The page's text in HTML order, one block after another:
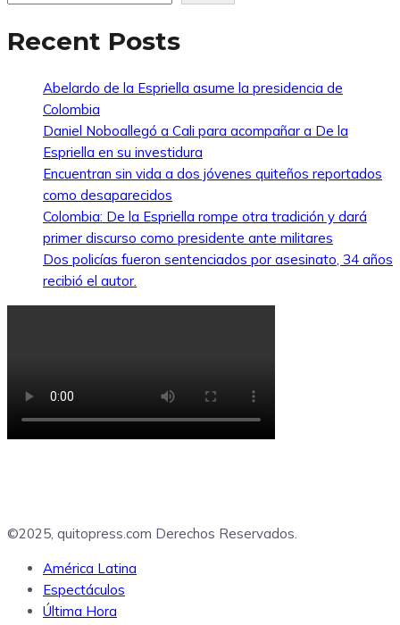
Recent Posts
Abelardo de la Espriella asume la presidencia de
Colombia
Daniel Noboallegó a Cali para acompañar a De la
Espriella en su investidura
Encuentran sin vida a dos jóvenes quiteños reportados
como desaparecidos
Colombia: De la Espriella rompe otra tradición y dará
primer discurso como presidente ante militares
Dos policías fueron sentenciados por asesinato, 34 años
recibió el autor.
©2025, quitopress.com Derechos Reservados.
América Latina
Espectáculos
Última Hora